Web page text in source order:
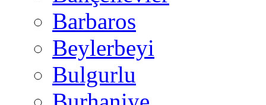
Barbaros
Beylerbeyi
Bulgurlu